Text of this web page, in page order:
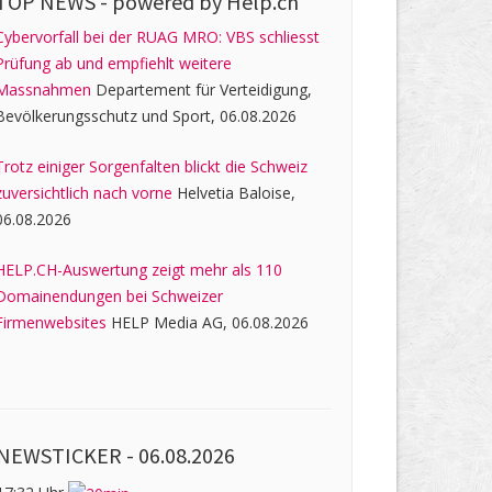
bei der RUAG MRO: VBS schliesst
ab und empfiehlt weitere
Departement für Verteidigung,
und Sport, 06.08.2026
einiger Sorgenfalten blickt die Schweiz
nach vorne Helvetia Baloise,
Auswertung zeigt mehr als 110
bei Schweizer
HELP Media AG, 06.08.2026
- 06.08.2026